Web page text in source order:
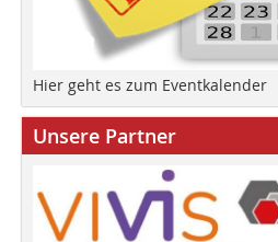
Hier geht es zum Eventkalender
Unsere Partner